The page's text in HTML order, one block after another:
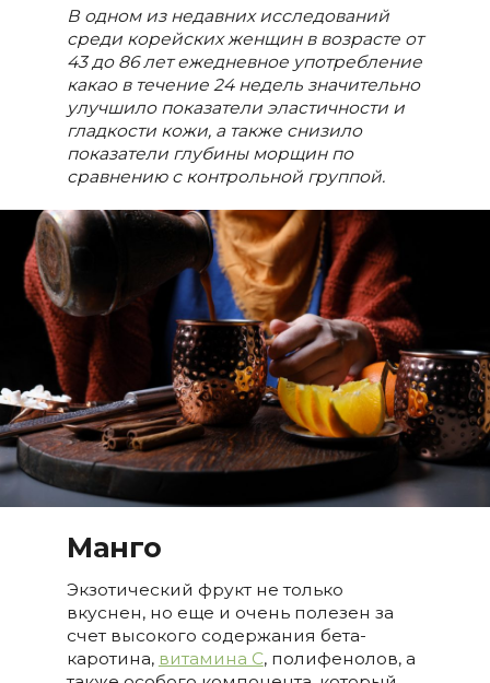
В одном из недавних исследований
среди корейских женщин в возрасте от
43 до 86 лет ежедневное употребление
какао в течение 24 недель значительно
улучшило показатели эластичности и
гладкости кожи, а также снизило
показатели глубины морщин по
сравнению с контрольной группой.
Манго
Экзотический фрукт не только
вкуснен, но еще и очень полезен за
счет высокого содержания бета-
каротина, витамина С, полифенолов, а